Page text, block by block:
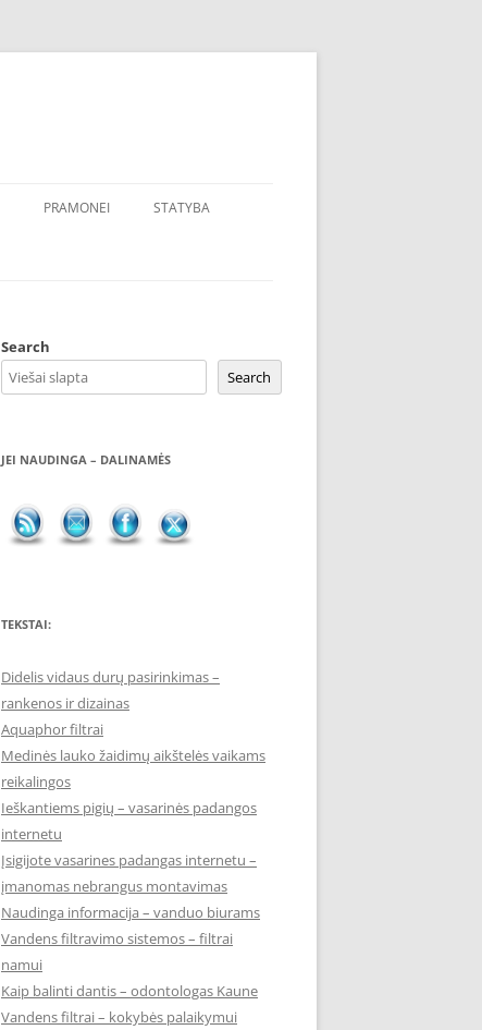
PRAMONEI STATYBA
Search
Search
JEI NAUDINGA – DALINAMĖS
TEKSTAI:
Didelis vidaus durų pasirinkimas –
rankenos ir dizainas
Aquaphor filtrai
Medinės lauko žaidimų aikštelės vaikams
reikalingos
Ieškantiems pigių – vasarinės padangos
internetu
Įsigijote vasarines padangas internetu –
įmanomas nebrangus montavimas
Naudinga informacija – vanduo biurams
Vandens filtravimo sistemos – filtrai
namui
Kaip balinti dantis – odontologas Kaune
Vandens filtrai – kokybės palaikymui